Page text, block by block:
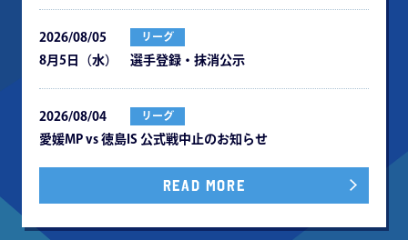
2026/08/05 リーグ
8月5日（水） 選手登録・抹消公示
2026/08/04 リーグ
愛媛MP vs 徳島IS 公式戦中⽌のお知らせ
READ MORE